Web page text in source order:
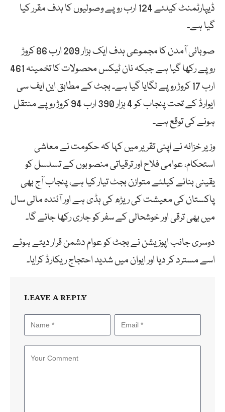
ڈیپارٹمنٹ کیلئے 124 ارب روپے وصولیوں کا ہدف مقرر کیا
گیا ہے۔
صوبائی آمدن کا مجموعی ہدف ایک ہزار 209 ارب 86 کروڑ
روپے رکھا گیا ہے جبکہ نان ٹیکس محصولات کا تخمینہ 461
ارب 17 کروڑ روپے لگایا گیا ہے۔ بجٹ کے مطابق این ایف سی
ایوارڈ کے تحت پنجاب کو 4 ہزار 390 ارب 94 کروڑ روپے منتقل
ہونے کی توقع ہے۔
وزیر خزانہ نے اپنی تقریر میں کہا کہ حکومت نے معاشی
استحکام، عوامی فلاح اور ترقیاتی منصوبوں کے تسلسل کو
یقینی بنانے کیلئے متوازن بجٹ تیار کیا ہے، پنجاب آج بھی
پاکستان کی معیشت کی ریڑھ کی ہڈی ہے اور آئندہ مالی سال
میں بھی ترقی اور خوشحالی کے سفر کو جاری رکھا جائے گا۔
دوسری جانب اپوزیشن نے بجٹ کو عوام دشمن قرار دیتے ہوئے
اسے مسترد کر دیا اور ایوان میں شدید احتجاج ریکارڈ کرایا۔
LEAVE A REPLY